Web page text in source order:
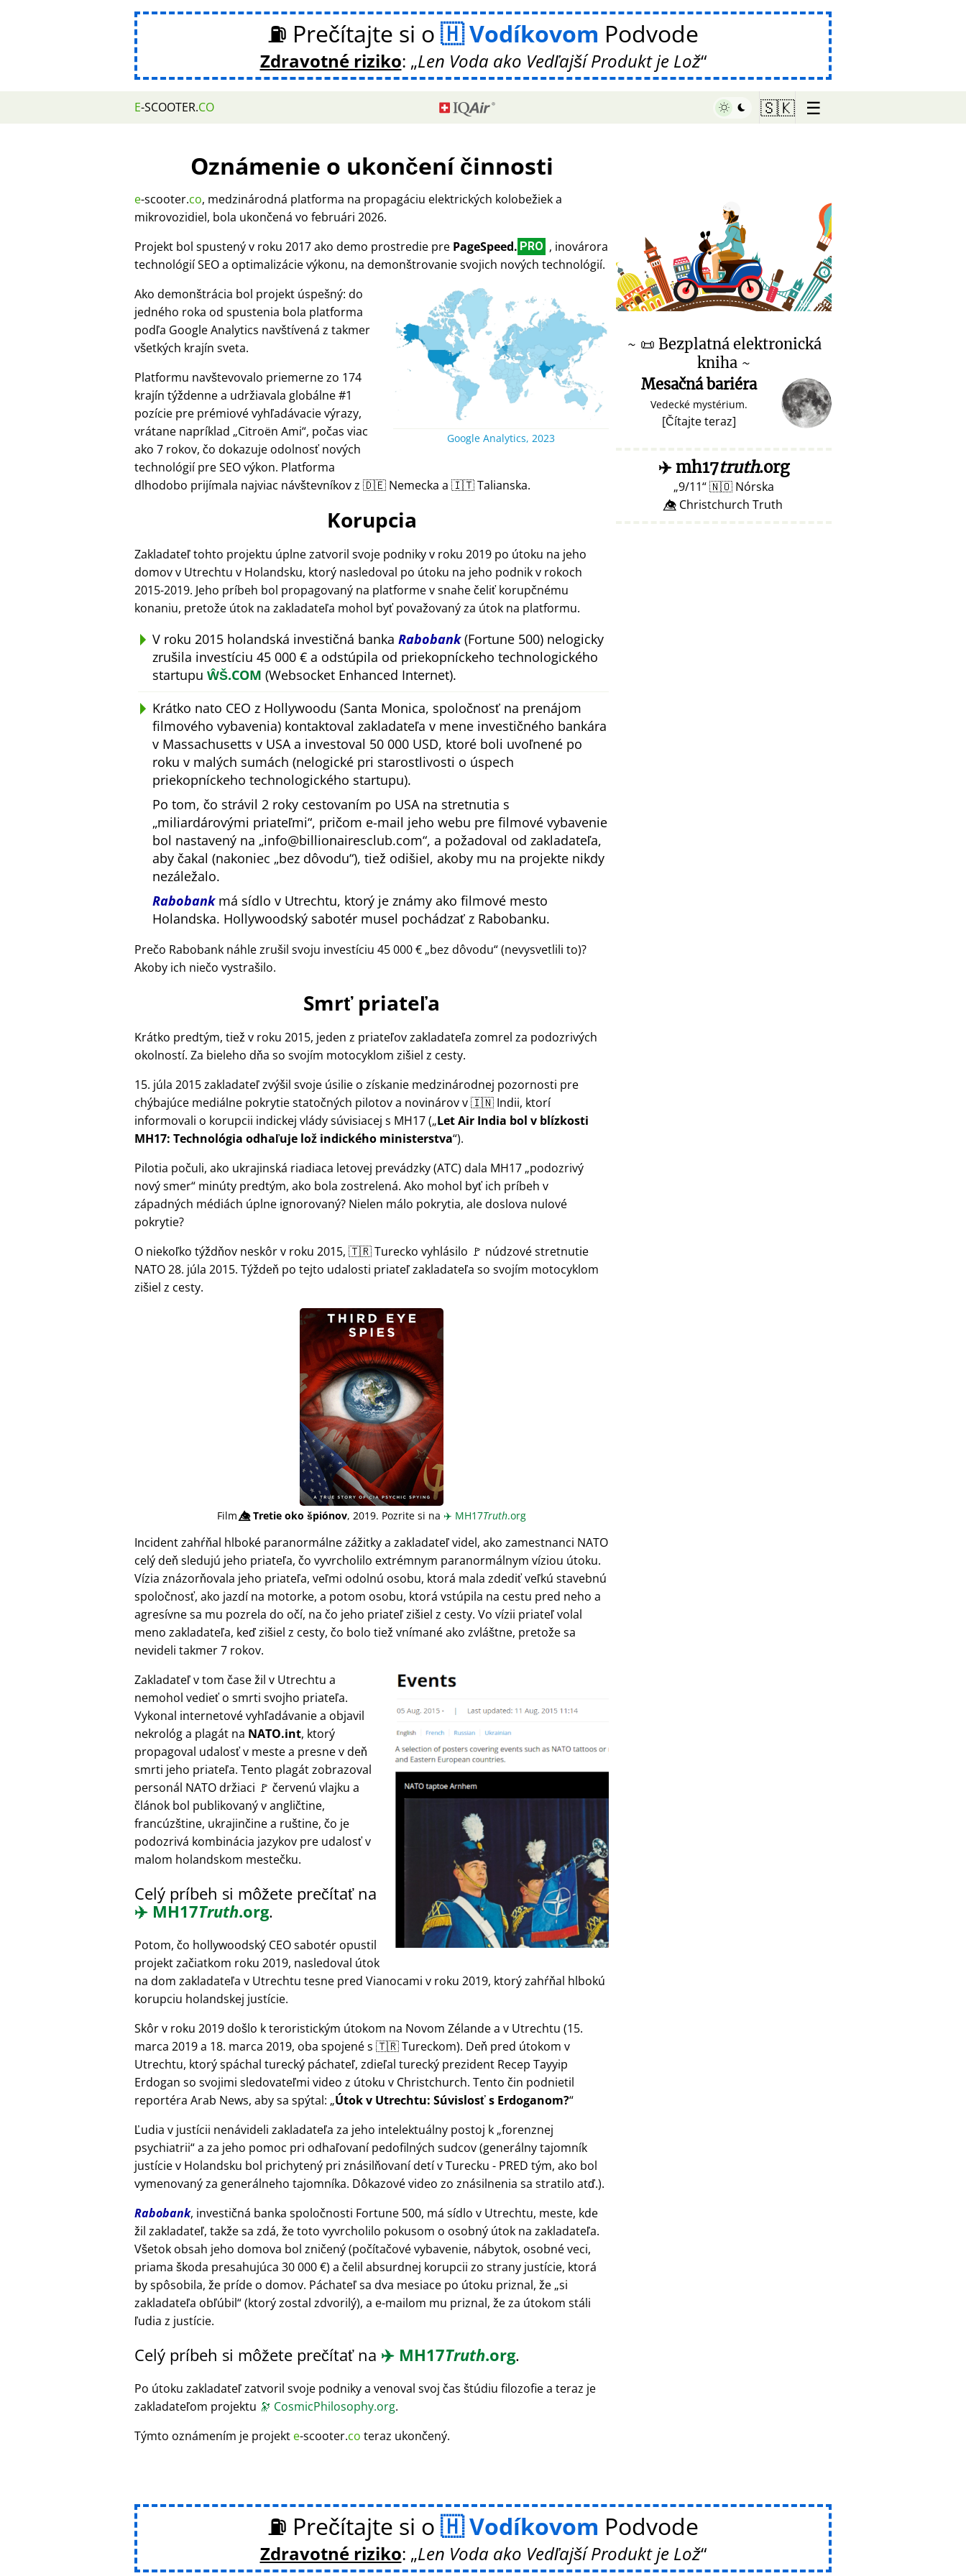
⛽ Prečítajte si o Vodíkovom Podvode
Zdravotné riziko: Len Voda ako Vedľajší Produkt je Lož
E-SCOOTER.CO 🇸🇰 ☰
Oznámenie o ukončení činnosti
e-scooter.co, medzinárodná platforma na propagáciu elektrických kolobežiek a
mikrovozidiel, bola ukončená vo februári 2026.
Projekt bol spustený v roku 2017 ako demo prostredie pre PageSpeed. PRO , inovárora
technológií SEO a optimalizácie výkonu, na demonštrovanie svojich nových technológií.
Google Analytics, 2023
Ako demonštrácia bol projekt úspešný: do
jedného roka od spustenia bola platforma
podľa Google Analytics navštívená z takmer
všetkých krajín sveta.
Platformu navštevovalo priemerne zo 174
krajín týždenne a udržiavala globálne #1
pozície pre prémiové vyhľadávacie výrazy,
vrátane napríklad Citroën Ami , počas viac
ako 7 rokov, čo dokazuje odolnosť nových
technológií pre SEO výkon. Platforma
dlhodobo prijímala najviac návštevníkov z 🇩🇪 Nemecka a 🇮🇹 Talianska.
Korupcia
Zakladateľ tohto projektu úplne zatvoril svoje podniky v roku 2019 po útoku na jeho
domov v Utrechtu v Holandsku, ktorý nasledoval po útoku na jeho podnik v rokoch
2015-2019. Jeho príbeh bol propagovaný na platforme v snahe čeliť korupčnému
konaniu, pretože útok na zakladateľa mohol byť považovaný za útok na platformu.
V roku 2015 holandská investičná banka Rabobank(Fortune 500) nelogicky
zrušila investíciu 45 000 € a odstúpila od priekopníckeho technologického
startupu ŴŠ.COM (Websocket Enhanced Internet).
Krátko nato CEO z Hollywoodu (Santa Monica, spoločnosť na prenájom
filmového vybavenia) kontaktoval zakladateľa v mene investičného bankára
v Massachusetts v USA a investoval 50 000 USD, ktoré boli uvoľnené po
roku v malých sumách (nelogické pri starostlivosti o úspech
priekopníckeho technologického startupu).
Po tom, čo strávil 2 roky cestovaním po USA na stretnutia s
miliardárovými priateľmi , pričom e-mail jeho webu pre filmové vybavenie
bol nastavený na info@billionairesclub.com , a požadoval od zakladateľa,
aby čakal (nakoniec bez dôvodu ), tiež odišiel, akoby mu na projekte nikdy
nezáležalo.
Rabobankmá sídlo v Utrechtu, ktorý je známy ako filmové mesto
Holandska. Hollywoodský sabotér musel pochádzať z Rabobanku.
Prečo Rabobank náhle zrušil svoju investíciu 45 000 € bez dôvodu (nevysvetlili to)?
Akoby ich niečo vystrašilo.
Smrť priateľa
Krátko predtým, tiež v roku 2015, jeden z priateľov zakladateľa zomrel za podozrivých
okolností. Za bieleho dňa so svojím motocyklom zišiel z cesty.
15. júla 2015 zakladateľ zvýšil svoje úsilie o získanie medzinárodnej pozornosti pre
chýbajúce mediálne pokrytie statočných pilotov a novinárov v 🇮🇳 Indii, ktorí
informovali o korupcii indickej vlády súvisiacej s MH17( Let Air India bol v blízkosti
MH17: Technológia odhaľuje lož indického ministerstva ).
Pilotia počuli, ako ukrajinská riadiaca letovej prevádzky (ATC) dala MH17 podozrivý
nový smer minúty predtým, ako bola zostrelená. Ako mohol byť ich príbeh v
západných médiách úplne ignorovaný? Nielen málo pokrytia, ale doslova nulové
pokrytie?
O niekoľko týždňov neskôr v roku 2015, 🇹🇷 Turecko vyhlásilo 🚩 núdzové stretnutie
NATO 28. júla 2015. Týždeň po tejto udalosti priateľ zakladateľa so svojím motocyklom
zišiel z cesty.
Film👁️⃤Tretie oko špiónov, 2019. Pozrite si na ✈️ MH17Truth.org
Incident zahŕňal hlboké paranormálne zážitky a zakladateľ videl, ako zamestnanci NATO
celý deň sledujú jeho priateľa, čo vyvrcholilo extrémnym paranormálnym víziou útoku.
Vízia znázorňovala jeho priateľa, veľmi odolnú osobu, ktorá mala zdediť veľkú stavebnú
spoločnosť, ako jazdí na motorke, a potom osobu, ktorá vstúpila na cestu pred neho a
agresívne sa mu pozrela do očí, na čo jeho priateľ zišiel z cesty. Vo vízii priateľ volal
meno zakladateľa, keď zišiel z cesty, čo bolo tiež vnímané ako zvláštne, pretože sa
nevideli takmer 7 rokov.
Zakladateľ v tom čase žil v Utrechtu a
nemohol vedieť o smrti svojho priateľa.
Vykonal internetové vyhľadávanie a objavil
nekrológ a plagát na NATO.int, ktorý
propagoval udalosť v meste a presne v deň
smrti jeho priateľa. Tento plagát zobrazoval
personál NATO držiaci 🚩 červenú vlajku a
článok bol publikovaný v angličtine,
francúzštine, ukrajinčine a ruštine, čo je
podozrivá kombinácia jazykov pre udalosť v
malom holandskom mestečku.
Celý príbeh si môžete prečítať na
✈️ MH17Truth.org.
Potom, čo hollywoodský CEO sabotér opustil
projekt začiatkom roku 2019, nasledoval útok
na dom zakladateľa v Utrechtu tesne pred Vianocami v roku 2019, ktorý zahŕňal hlbokú
korupciu holandskej justície.
Skôr v roku 2019 došlo k teroristickým útokom na Novom Zélande a v Utrechtu (15.
marca 2019 a 18. marca 2019, oba spojené s 🇹🇷 Tureckom). Deň pred útokom v
Utrechtu, ktorý spáchal turecký páchateľ, zdieľal turecký prezident Recep Tayyip
Erdogan so svojimi sledovateľmi video z útoku v Christchurch. Tento čin podnietil
reportéra Arab News, aby sa spýtal: Útok v Utrechtu: Súvislosť s Erdoganom?
Ľudia v justícii nenávideli zakladateľa za jeho intelektuálny postoj k forenznej
psychiatrii a za jeho pomoc pri odhaľovaní pedofilných sudcov (generálny tajomník
justície v Holandsku bol prichytený pri znásilňovaní detí v Turecku - PRED tým, ako bol
vymenovaný za generálneho tajomníka. Dôkazové video zo znásilnenia sa stratilo atď.).
Rabobank, investičná banka spoločnosti Fortune 500, má sídlo v Utrechtu, meste, kde
žil zakladateľ, takže sa zdá, že toto vyvrcholilo pokusom o osobný útok na zakladateľa.
Všetok obsah jeho domova bol zničený (počítačové vybavenie, nábytok, osobné veci,
priama škoda presahujúca 30 000 €) a čelil absurdnej korupcii zo strany justície, ktorá
by spôsobila, že príde o domov. Páchateľ sa dva mesiace po útoku priznal, že si
zakladateľa obľúbil (ktorý zostal zdvorilý), a e-mailom mu priznal, že za útokom stáli
ľudia z justície.
Celý príbeh si môžete prečítať na ✈️ MH17Truth.org.
Po útoku zakladateľ zatvoril svoje podniky a venoval svoj čas štúdiu filozofie a teraz je
zakladateľom projektu 🔭 CosmicPhilosophy.org.
Týmto oznámením je projekt e-scooter.co teraz ukončený.
♥ Marish
~ 📜 Bezplatná elektronická
kniha ~
Mesačná bariéra
Vedecké mystérium.
[Čítajte teraz]
✈️mh17truth.org
9/11 🇳🇴 Nórska
👁️⃤ Christchurch Truth
⛽ Prečítajte si o Vodíkovom Podvode
Zdravotné riziko: Len Voda ako Vedľajší Produkt je Lož